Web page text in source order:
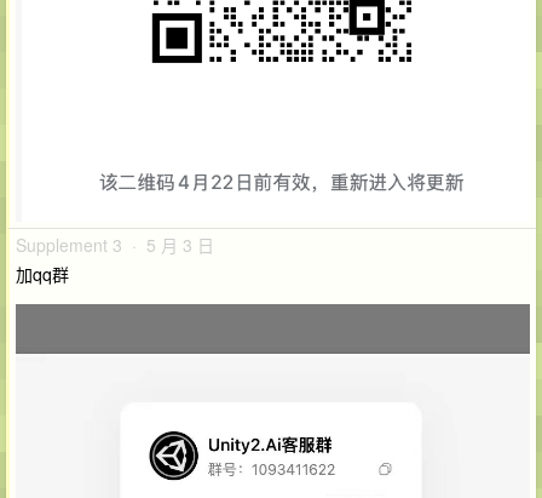
Supplement 3 · 5 月 3 日
加qq群